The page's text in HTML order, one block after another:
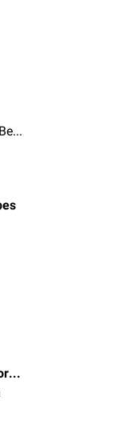
Nichtmedizinischer Beruf
Dr. med. Norbert Ostendorf